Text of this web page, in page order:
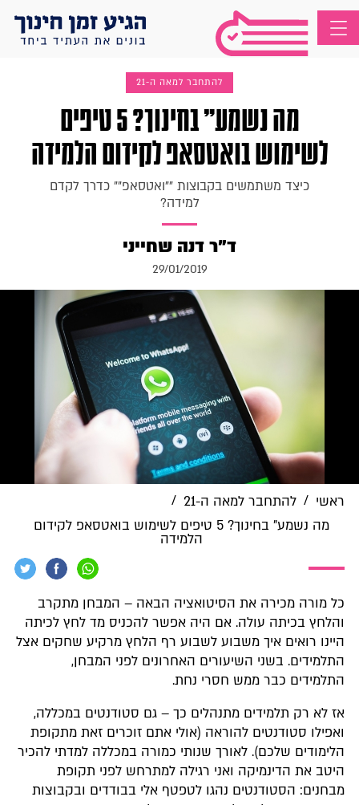
להתחבר למאה ה-21
מה נשמע" בחינוך? 5 טיפים
לשימוש בואטסאפ לקידום הלמידה
כיצד משתמשים בקבוצות ""ואטסאפ"" כדרך לקדם
למידה?
ד"ר דנה שחייני
29/01/2019
ראשי / להתחבר למאה ה-21
/
מה נשמע" בחינוך? 5 טיפים לשימוש בואטסאפ לקידום
הלמידה
כל מורה מכירה את הסיטואציה הבאה – המבחן מתקרב
והלחץ בכיתה עולה. אם היה אפשר להכניס מד לחץ לכיתה
היינו רואים איך משבוע לשבוע רף הלחץ מרקיע שחקים אצל
התלמידים. בשני השיעורים האחרונים לפני המבחן,
התלמידים כבר ממש חסרי נחת.
אז לא רק תלמידים מתנהלים כך – גם סטודנטים במכללה,
ואפילו סטודנטים להוראה (אולי אתם זוכרים זאת מתקופת
הלימודים שלכם). לאורך שנותי כמורה במכללה למדתי להכיר
היטב את הדינמיקה ואני רגילה למתרחש לפני תקופת
מבחנים: הסטודנטים נהגו לטפטף אלי בבודדים ובקבוצות